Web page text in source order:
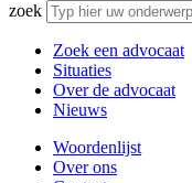
zoek
Zoek een advocaat
Situaties
Over de advocaat
Nieuws
Woordenlijst
Over ons